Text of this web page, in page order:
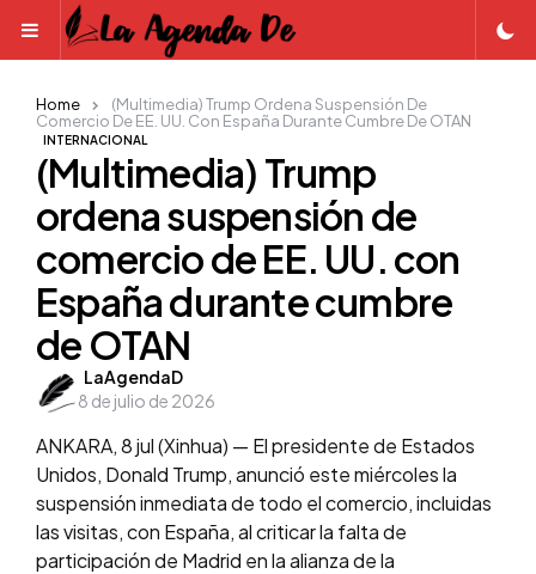
Menu
INTERNACIONAL
(Multimedia) Trump
ordena suspensión de
comercio de EE. UU. con
España durante cumbre
de OTAN
Posted
by
LaAgendaD
8 de julio de 2026
Home
(Multimedia) Trump Ordena Suspensión De
Comercio De EE. UU. Con España Durante Cumbre De OTAN
ANKARA, 8 jul (Xinhua) — El presidente de Estados
Unidos, Donald Trump, anunció este miércoles la
suspensión inmediata de todo el comercio, incluidas
las visitas, con España, al criticar la falta de
participación de Madrid en la alianza de la